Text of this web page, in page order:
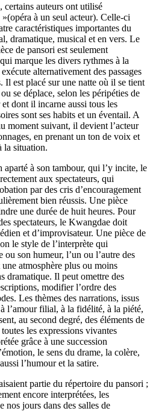
certains auteurs ont utilisé
à un seul acteur). Celle-ci
caractéristiques importantes du
dramatique, musical et en vers. Le
de pansori est seulement
marque les divers rythmes à la
alternativement des passages
Il est placé sur une natte où il se tient
se déplace, selon les péripéties de
dont il incarne aussi tous les
sont ses habits et un éventail. A
moment suivant, il devient l’acteur
en prenant un ton de voix et
la situation.
aparté à son tambour, qui l’y incite, le
aux spectateurs, qui
par des cris d’encouragement
bien réussis. Une pièce
une durée de huit heures. Pour
spectateurs, le Kwangdae doit
et d’improvisateur. Une pièce de
le style de l’interprète qui
son humeur, l’un ou l’autre des
atmosphère plus ou moins
dramatique. Il peut omettre des
modifier l’ordre des
Les thèmes des narrations, issus
l’amour filial, à la fidélité, à la piété,
au second degré, des éléments de
les expressions vivantes
grâce à une succession
le sens du drame, la colère,
l’humour et la satire.
partie du répertoire du pansori ;
encore interprétées, les
nos jours dans des salles de